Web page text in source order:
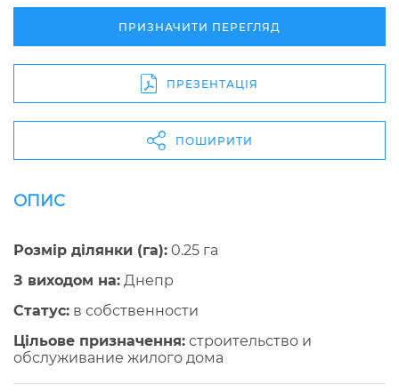
ПРИЗНАЧИТИ ПЕРЕГЛЯД
ПРЕЗЕНТАЦІЯ
ПОШИРИТИ
ОПИС
Розмір ділянки (га): 0.25 га
З виходом на: Днепр
Cтатус: в собственности
Цільове призначення: строительство и
обслуживание жилого дома